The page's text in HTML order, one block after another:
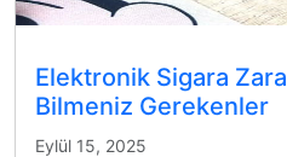
Elektronik Sigara
Bilmeniz Gerekenler
Eylül 15, 2025